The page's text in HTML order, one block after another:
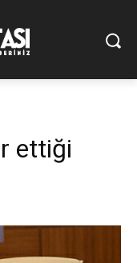
ettiği